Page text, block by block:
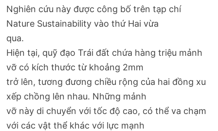
Nghiên cứu này được công bố trên tạp chí
Nature Sustainability vào thứ Hai vừa
qua.
Hiện tại, quỹ đạo Trái đất chứa hàng triệu mảnh
vỡ có kích thước từ khoảng 2mm
trở lên, tương đương chiều rộng của hai đồng xu
xếp chồng lên nhau. Những mảnh
vỡ này di chuyển với tốc độ cao, có thể va chạm
với các vật thể khác với lực mạnh